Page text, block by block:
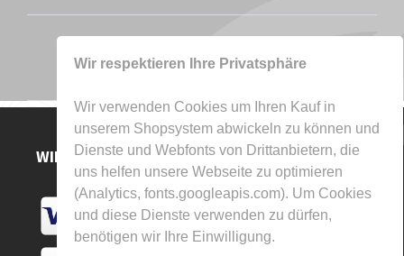
Wir respektieren Ihre Privatsphäre
Wir verwenden Cookies um Ihren Kauf in
unserem Shopsystem abwickeln zu können und
Dienste und Webfonts von Drittanbietern, die
uns helfen unsere Webseite zu optimieren
(Analytics, fonts.googleapis.com). Um Cookies
und diese Dienste verwenden zu dürfen,
benötigen wir Ihre Einwilligung.
WIR AKZEPTIEREN